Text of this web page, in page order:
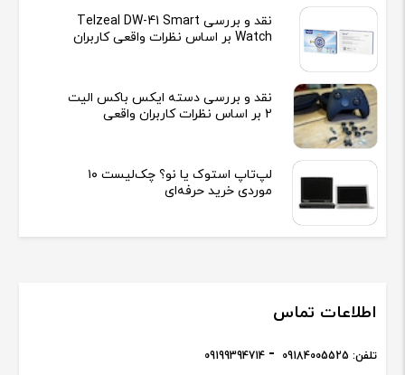
نقد و بررسی Telzeal DW-41 Smart
Watch بر اساس نظرات واقعی کاربران
نقد و بررسی دسته ایکس باکس الیت
2 بر اساس نظرات کاربران واقعی
لپ‌تاپ استوک یا نو؟ چک‌لیست ۱۰
موردی خرید حرفه‌ای
اطلاعات تماس
تلفن: 09184005525
09199394714